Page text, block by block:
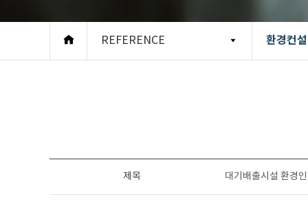
REFERENCE 환경컨
제목 대기배출시설 환경